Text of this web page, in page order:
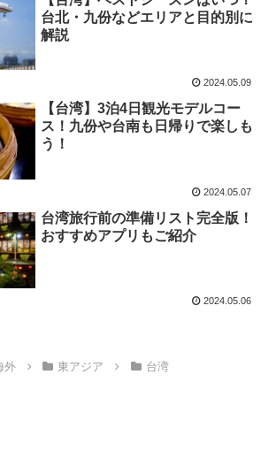
台北・九份などエリアと目的別に
解説
2024.05.09
【台湾】3泊4日観光モデルコー
ス！九份や台南も日帰りで楽しも
う！
2024.05.07
台湾旅行前の準備リスト完全版！
おすすめアプリもご紹介
2024.05.06
外 東アジア 台湾